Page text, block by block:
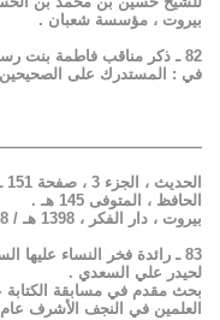
بيروت ، مؤسسة شعبان .
82 ـ ذكر مناقب فاطمة بنت رسول الله صلى الله عليه وآله
في : المستدرك على
الحافظ ، المتوفى 145 هـ .
بيروت ، دار الفكر ، 1398 هـ / 1978 ميلادية .
83 ـ رائدة فخر النساء عليها السلام
لحيدر علي السعدي .
بحث مقدم في مسابقة الكتابة
العلمين في النجف الأشرف عام 1387 هجرية .